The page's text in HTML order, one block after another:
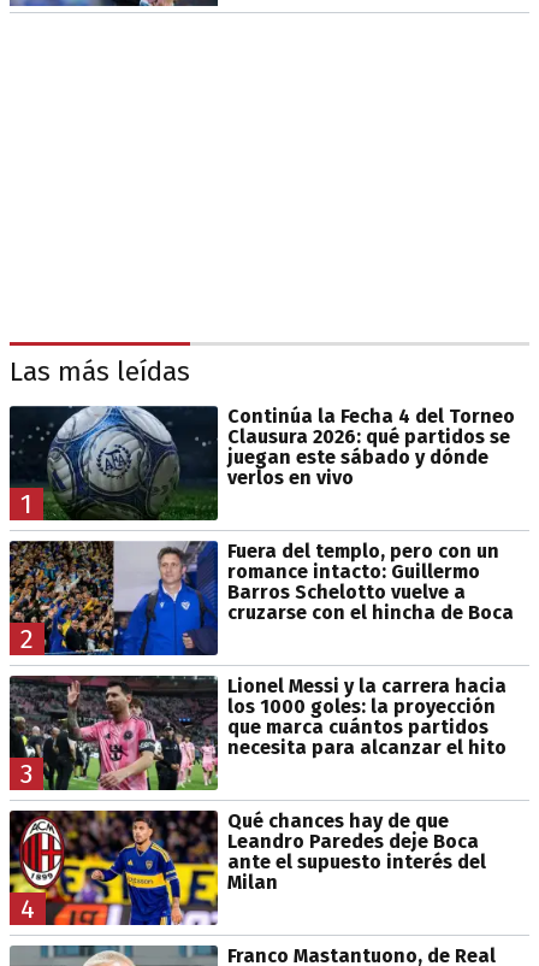
Las más leídas
1
Continúa la Fecha 4 del Torneo
Clausura 2026: qué partidos se
juegan este sábado y dónde
verlos en vivo
2
Fuera del templo, pero con un
romance intacto: Guillermo
Barros Schelotto vuelve a
cruzarse con el hincha de Boca
3
Lionel Messi y la carrera hacia
los 1000 goles: la proyección
que marca cuántos partidos
necesita para alcanzar el hito
4
Qué chances hay de que
Leandro Paredes deje Boca
ante el supuesto interés del
Milan
Franco Mastantuono, de Real